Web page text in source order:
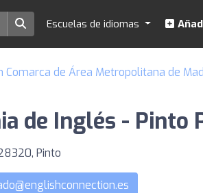
Escuelas de idiomas
Comarca de Área Metropolitana de
de Inglés - Pinto
Pinto